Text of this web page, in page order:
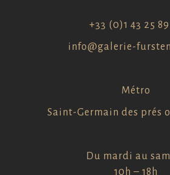
+33 (0)1 43 25 89
info@galerie-
Métro
Saint-Germain des prés
Du mardi au
10h – 18h